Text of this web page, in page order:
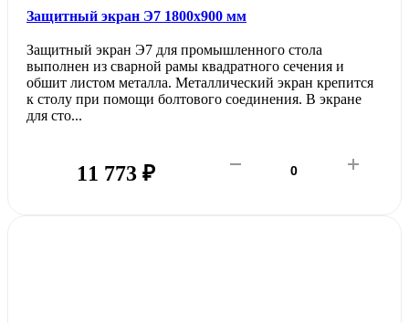
Защитный экран Э7 1800х900 мм
Защитный экран Э7 для промышленного стола
выполнен из сварной рамы квадратного сечения и
обшит листом металла. Металлический экран крепится
к столу при помощи болтового соединения. В экране
для сто...
11 773 ₽